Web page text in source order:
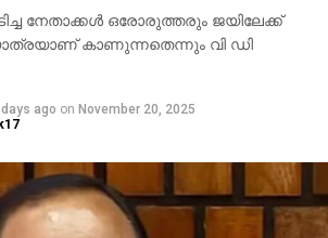
നേതാക്കള്‍ ഒരോരുത്തരും ജയിലേക്ക്
കാണുന്നതെന്നും വി ഡി
days ago on November 20, 2025